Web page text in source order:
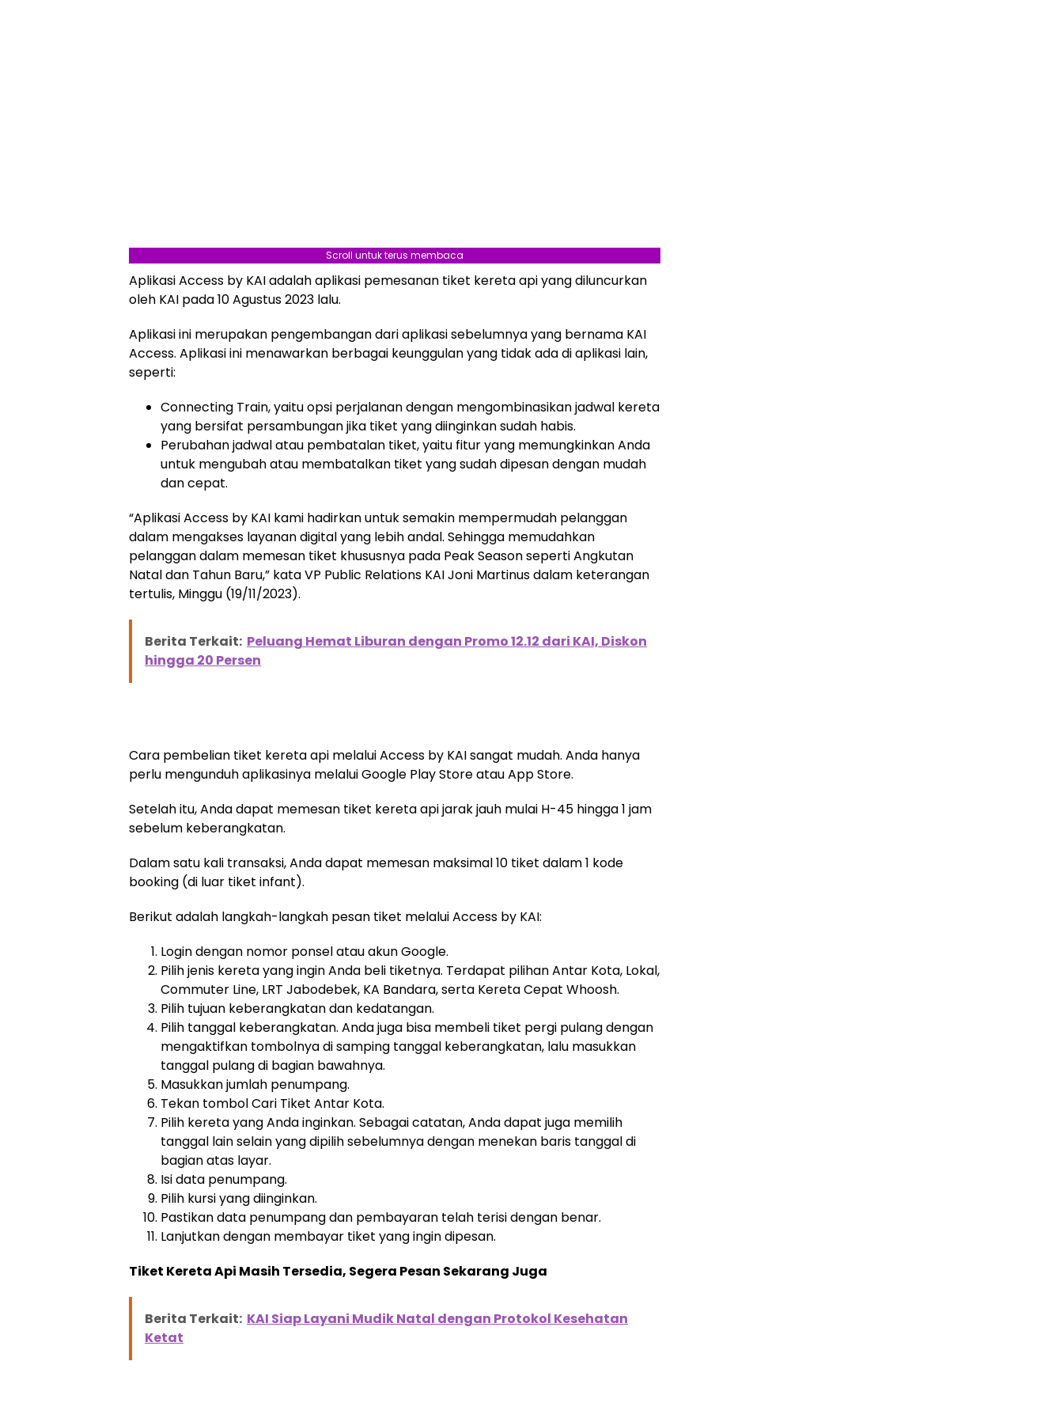
Scroll untuk terus membaca
Aplikasi Access by KAI adalah aplikasi pemesanan tiket kereta api yang diluncurkan
oleh KAI pada 10 Agustus 2023 lalu.
Aplikasi ini merupakan pengembangan dari aplikasi sebelumnya yang bernama KAI
Access. Aplikasi ini menawarkan berbagai keunggulan yang tidak ada di aplikasi lain,
seperti:
Connecting Train, yaitu opsi perjalanan dengan mengombinasikan jadwal kereta
yang bersifat persambungan jika tiket yang diinginkan sudah habis.
Perubahan jadwal atau pembatalan tiket, yaitu fitur yang memungkinkan Anda
untuk mengubah atau membatalkan tiket yang sudah dipesan dengan mudah
dan cepat.
“Aplikasi Access by KAI kami hadirkan untuk semakin mempermudah pelanggan
dalam mengakses layanan digital yang lebih andal. Sehingga memudahkan
pelanggan dalam memesan tiket khususnya pada Peak Season seperti Angkutan
Natal dan Tahun Baru,” kata VP Public Relations KAI Joni Martinus dalam keterangan
tertulis, Minggu (19/11/2023).
Berita Terkait: Peluang Hemat Liburan dengan Promo 12.12 dari KAI, Diskon
hingga 20 Persen
Cara pembelian tiket kereta api melalui Access by KAI sangat mudah. Anda hanya
perlu mengunduh aplikasinya melalui Google Play Store atau App Store.
Setelah itu, Anda dapat memesan tiket kereta api jarak jauh mulai H-45 hingga 1 jam
sebelum keberangkatan.
Dalam satu kali transaksi, Anda dapat memesan maksimal 10 tiket dalam 1 kode
booking (di luar tiket infant).
Berikut adalah langkah-langkah pesan tiket melalui Access by KAI:
Login dengan nomor ponsel atau akun Google.
Pilih jenis kereta yang ingin Anda beli tiketnya. Terdapat pilihan Antar Kota, Lokal,
Commuter Line, LRT Jabodebek, KA Bandara, serta Kereta Cepat Whoosh.
Pilih tujuan keberangkatan dan kedatangan.
Pilih tanggal keberangkatan. Anda juga bisa membeli tiket pergi pulang dengan
mengaktifkan tombolnya di samping tanggal keberangkatan, lalu masukkan
tanggal pulang di bagian bawahnya.
Masukkan jumlah penumpang.
Tekan tombol Cari Tiket Antar Kota.
Pilih kereta yang Anda inginkan. Sebagai catatan, Anda dapat juga memilih
tanggal lain selain yang dipilih sebelumnya dengan menekan baris tanggal di
bagian atas layar.
Isi data penumpang.
Pilih kursi yang diinginkan.
Pastikan data penumpang dan pembayaran telah terisi dengan benar.
Lanjutkan dengan membayar tiket yang ingin dipesan.
Tiket Kereta Api Masih Tersedia, Segera Pesan Sekarang Juga
Berita Terkait: KAI Siap Layani Mudik Natal dengan Protokol Kesehatan
Ketat